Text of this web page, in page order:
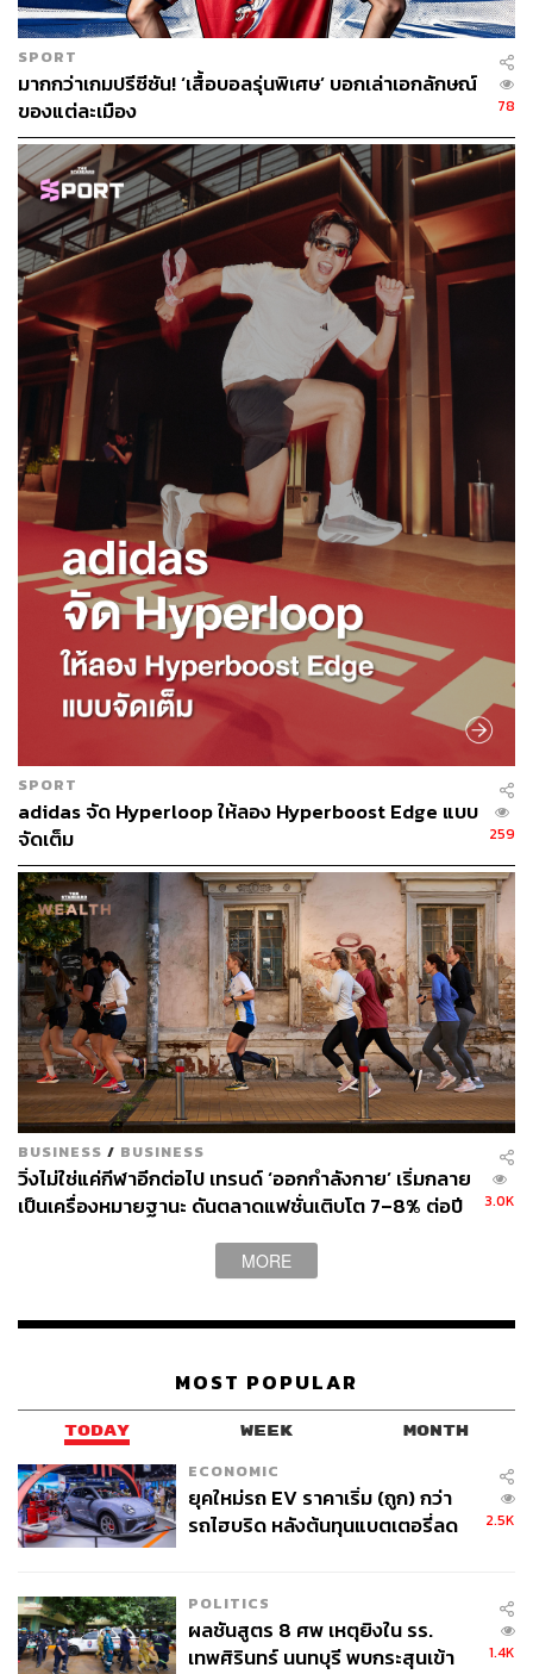
SPORT
มากกว่าเกมปรีซีซัน! ‘เสื้อบอลรุ่นพิเศษ’ บอกเล่าเอกลักษณ์
ของแต่ละเมือง
78
SPORT
adidas จัด Hyperloop ให้ลอง Hyperboost Edge แบบ
จัดเต็ม
259
BUSINESS / BUSINESS
วิ่งไม่ใช่แค่กีฬาอีกต่อไป เทรนด์ ‘ออกกำลังกาย’ เริ่มกลาย
เป็นเครื่องหมายฐานะ ดันตลาดแฟชั่นเติบโต 7–8% ต่อปี
3.0K
MORE
MOST POPULAR
TODAY WEEK MONTH
ECONOMIC
ยุคใหม่รถ EV ราคาเริ่ม (ถูก) กว่า
รถไฮบริด หลังต้นทุนแบตเตอรี่ลด
2.5K
POLITICS
ผลชันสูตร 8 ศพ เหตุยิงใน รร.
เทพศิรินทร์ นนทบุรี พบกระสุนเข้า
1.4K